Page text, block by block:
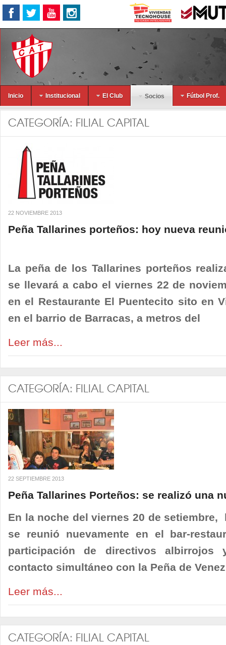
Inicio Institucional El Club Socios Fútbol Prof.
CATEGORÍA: FILIAL CAPITAL
22 NOVIEMBRE 2013
Peña Tallarines porteños: hoy nueva
La peña de los Tallarines porteños
se llevará a cabo el viernes 22 de
en el Restaurante El Puentecito sito en
en el barrio de Barracas, a metros del
Leer más...
CATEGORÍA: FILIAL CAPITAL
22 SEPTIEMBRE 2013
Peña Tallarines Porteños: se realizó una
En la noche del viernes 20 de setiembre,
se reunió nuevamente en el bar-
participación de directivos albirrojos
contacto simultáneo con la Peña de
Leer más...
CATEGORÍA: FILIAL CAPITAL